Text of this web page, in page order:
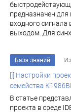
предназначен
входного
выходом. Для
База знаний
[i] Настройки
семейства
В статье
проекта в среде